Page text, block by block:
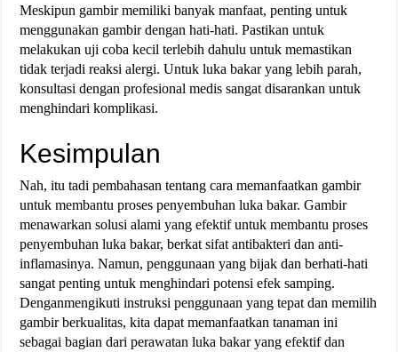
Meskipun gambir memiliki banyak manfaat, penting untuk
menggunakan gambir dengan hati-hati. Pastikan untuk
melakukan uji coba kecil terlebih dahulu untuk memastikan
tidak terjadi reaksi alergi. Untuk luka bakar yang lebih parah,
konsultasi dengan profesional medis sangat disarankan untuk
menghindari komplikasi.
Kesimpulan
Nah, itu tadi pembahasan tentang cara memanfaatkan gambir
untuk membantu proses penyembuhan luka bakar. Gambir
menawarkan solusi alami yang efektif untuk membantu proses
penyembuhan luka bakar, berkat sifat antibakteri dan anti-
inflamasinya. Namun, penggunaan yang bijak dan berhati-hati
sangat penting untuk menghindari potensi efek samping.
Denganmengikuti instruksi penggunaan yang tepat dan memilih
gambir berkualitas, kita dapat memanfaatkan tanaman ini
sebagai bagian dari perawatan luka bakar yang efektif dan